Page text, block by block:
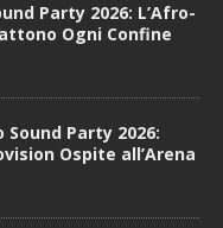
Party 2026: L’Afro-
Ogni Confine
Sound Party 2026:
Ospite all’Arena